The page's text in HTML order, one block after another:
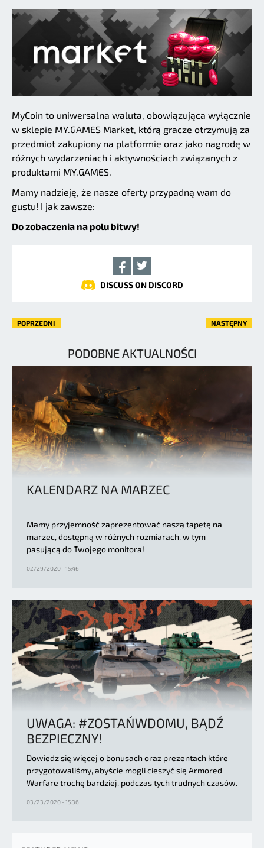
MyCoin to uniwersalna waluta, obowiązująca wyłącznie
w sklepie MY.GAMES Market, którą gracze otrzymują za
przedmiot zakupiony na platformie oraz jako nagrodę w
różnych wydarzeniach i aktywnościach związanych z
produktami MY.GAMES.
Mamy nadzieję, że nasze oferty przypadną wam do
gustu! I jak zawsze:
Do zobaczenia na polu bitwy!
DISCUSS ON DISCORD
POPRZEDNI NASTĘPNY
PODOBNE AKTUALNOŚCI
KALENDARZ NA MARZEC
Mamy przyjemność zaprezentować naszą tapetę na
marzec, dostępną w różnych rozmiarach, w tym
pasującą do Twojego monitora!
02/29/2020 - 15:46
UWAGA: #ZOSTAŃWDOMU, BĄDŹ
BEZPIECZNY!
Dowiedz się więcej o bonusach oraz prezentach które
przygotowaliśmy, abyście mogli cieszyć się Armored
Warfare trochę bardziej, podczas tych trudnych czasów.
03/23/2020 - 15:36